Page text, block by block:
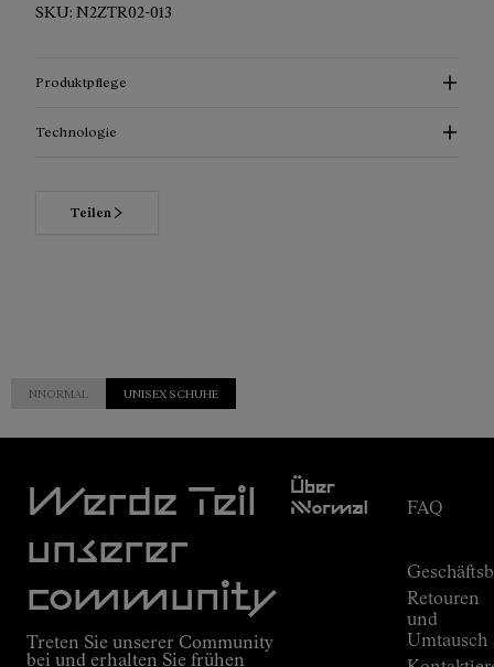
SKU: N2ZTR02-013
Produktpflege
Technologie
Teilen
NNORMAL UNISEX SCHUHE
Werde Teil
unserer
community
Treten Sie unserer Community
bei und erhalten Sie frühen
Über
Nnormal
FAQ
Retouren
und
Umtausch